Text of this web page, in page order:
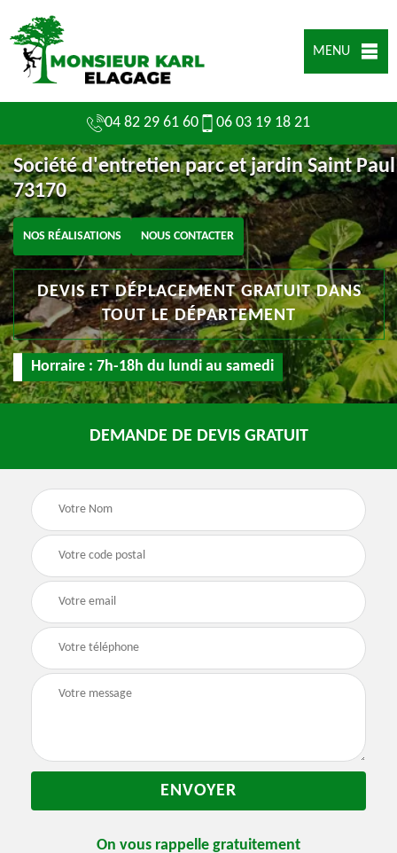
MENU
04 82 29 61 60 06 03 19 18 21
Société d'entretien parc et jardin Saint Paul
73170
NOS RÉALISATIONS NOUS CONTACTER
DEVIS ET DÉPLACEMENT GRATUIT DANS
TOUT LE DÉPARTEMENT
Horraire : 7h-18h du lundi au samedi
DEMANDE DE DEVIS GRATUIT
On vous rappelle gratuitement